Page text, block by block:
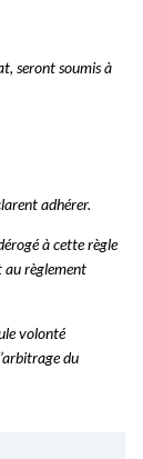
seront soumis à
adhérer.
à cette règle
au règlement
volonté
du